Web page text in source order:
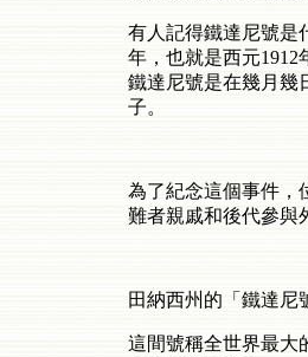
有人記得鐵達尼號是
年，也就是西元
鐵達尼號是在幾月幾
子。
為了紀念這個事件，
難者親戚和後代參與
田納西州的「鐵達尼
這間號稱全世界最大